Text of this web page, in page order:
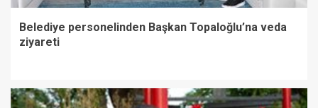
Belediye personelinden Başkan Topaloğlu’na veda
ziyareti